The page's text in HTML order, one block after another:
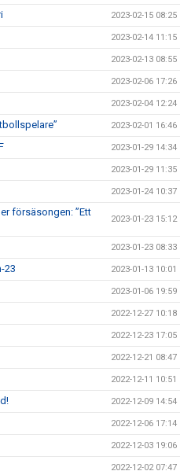
2023-02-15 08:25
2023-02-14 11:15
2023-02-13 08:55
2023-02-06 17:26
2023-02-04 12:24
2023-02-01 16:46
2023-01-29 14:34
2023-01-29 11:35
2023-01-24 10:37
försäsongen: ”Ett
2023-01-23 15:12
2023-01-23 08:33
23 2023-01-13 10:01
2023-01-06 19:59
2022-12-27 10:18
2022-12-23 17:05
2022-12-21 08:47
2022-12-11 10:51
2022-12-09 14:54
2022-12-06 17:14
2022-12-03 19:06
2022-12-02 07:47